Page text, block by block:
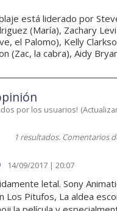
está liderado por
(María), Zachary
el Palomo), Kelly
(Zac, la cabra), Aidy
por los usuarios! (
1 resultados. Comentarios
14/09/2017 | 20:07
letal. Sony
Los Pitufos, La aldea